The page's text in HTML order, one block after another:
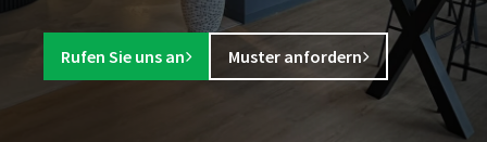
Rufen Sie uns an Muster anfordern